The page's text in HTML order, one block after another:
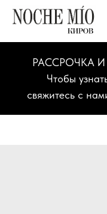
РАССРОЧКА
Чтобы
свяжитесь с